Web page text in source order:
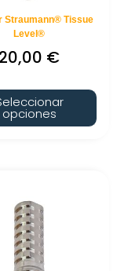
Straumann® Tissue
Level®
20,00 €
opciones